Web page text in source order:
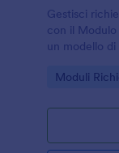
Gestisci
con il
un modello
conferme
Go to
Moduli